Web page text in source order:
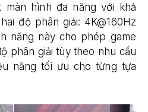
màn hình đa năng với khả
độ phân giải: 4K@160Hz
năng này cho phép game
phân giải tùy theo nhu cầu
năng tối ưu cho từng tựa